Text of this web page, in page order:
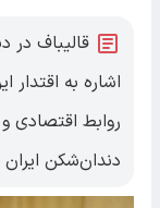
قالیباف در
اشاره به اقتدار
روابط اقتصادی
دندان‌شکن